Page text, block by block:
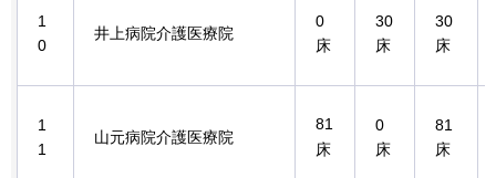
1
0
井上病院介護医療院
0
床
30
床
30
床
1
1
山元病院介護医療院
81
床
0
床
81
床